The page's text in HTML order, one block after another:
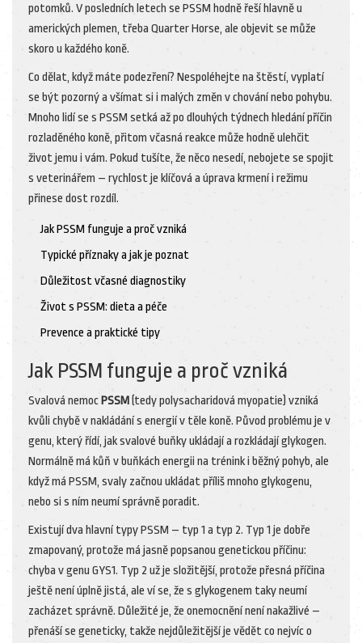
potomků. V posledních letech se PSSM hodně řeší hlavně u
amerických plemen, třeba Quarter Horse, ale objevit se může
skoro u každého koně.
Co dělat, když máte podezření? Nespoléhejte na štěstí, vyplatí
se být pozorný a všímat si i malých změn v chování nebo pohybu.
Mnoho lidí se s PSSM setká až po dlouhých týdnech hledání příčin
rozladěného koně, přitom včasná reakce může hodně ulehčit
život jemu i vám. Pokud tušíte, že něco nesedí, nebojete se spojit
s veterinářem – rychlost je klíčová a úprava krmení i režimu
přinese dost rozdíl.
Jak PSSM funguje a proč vzniká
Typické příznaky a jak je poznat
Důležitost včasné diagnostiky
Život s PSSM: dieta a péče
Prevence a praktické tipy
Jak PSSM funguje a proč vzniká
Svalová nemoc PSSM(tedy polysacharidová myopatie) vzniká
kvůli chybě v nakládání s energií v těle koně. Původ problému je v
genu, který řídí, jak svalové buňky ukládají a rozkládají glykogen.
Normálně má kůň v buňkách energii na trénink i běžný pohyb, ale
když má PSSM, svaly začnou ukládat příliš mnoho glykogenu,
nebo si s ním neumí správně poradit.
Existují dva hlavní typy PSSM – typ 1 a typ 2. Typ 1 je dobře
zmapovaný, protože má jasně popsanou genetickou příčinu:
chyba v genu GYS1. Typ 2 už je složitější, protože přesná příčina
ještě není úplně jistá, ale ví se, že s glykogenem taky neumí
zacházet správně. Důležité je, že onemocnění není nakažlivé –
přenáší se geneticky, takže nejdůležitější je vědět co nejvíc o